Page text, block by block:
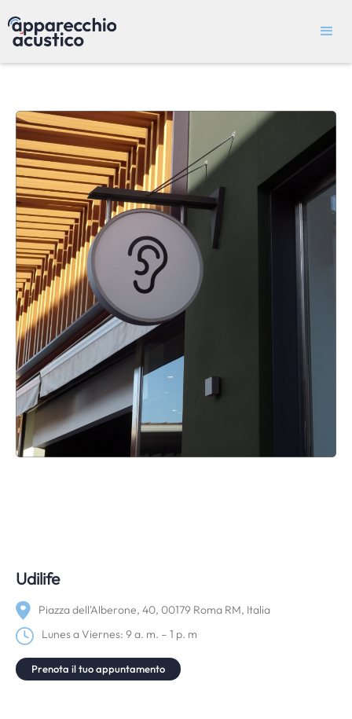
Udilife
Piazza dell'Alberone, 40, 00179 Roma RM, Italia
Lunes a Viernes: 9 a. m. – 1 p. m
Prenota il tuo appuntamento